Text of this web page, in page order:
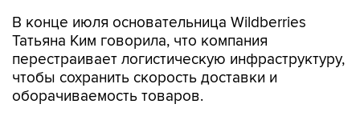
В конце июля основательница Wildberries
Татьяна Ким говорила, что компания
перестраивает логистическую инфраструктуру,
чтобы сохранить скорость доставки и
оборачиваемость товаров.